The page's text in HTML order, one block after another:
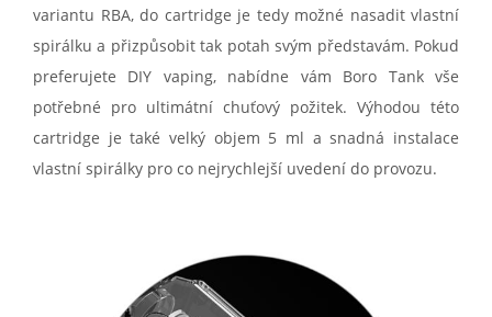
variantu RBA, do cartridge je tedy možné nasadit vlastní
spirálku a přizpůsobit tak potah svým představám. Pokud
preferujete DIY vaping, nabídne vám Boro Tank vše
potřebné pro ultimátní chuťový požitek. Výhodou této
cartridge je také velký objem 5 ml a snadná instalace
vlastní spirálky pro co nejrychlejší uvedení do provozu.